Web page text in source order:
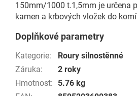
150mm/1000 t.1,5mm je určena
kamen a krbových vložek do
Doplňkové parametry
Kategorie:
Roury silnostěnné
Záruka:
2 roky
Hmotnost:
5.76 kg